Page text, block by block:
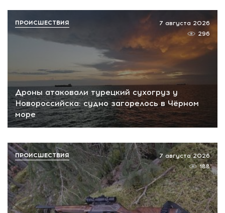
Дроны атаковали турецкий сухогруз у
Новороссийска: судно загорелось в Чёрном
море
7 августа 2026
296
ПРОИСШЕСТВИЯ
7 августа 2026
188
ПРОИСШЕСТВИЯ